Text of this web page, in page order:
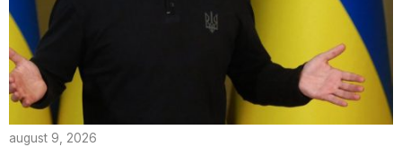
august 9, 2026